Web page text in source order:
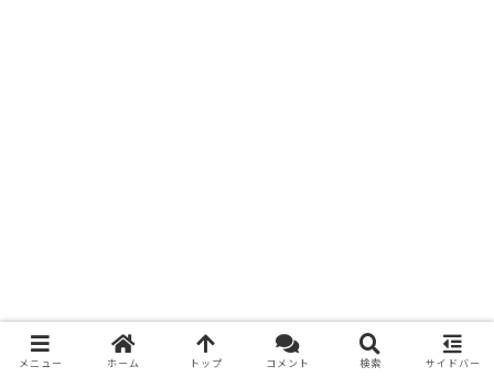
メニュー ホーム トップ コメント 検索 サイドバー